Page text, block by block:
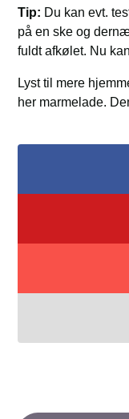
Tip: Du kan evt.
på en ske og
fuldt afkølet. Nu
Lyst til mere
her marmelade.